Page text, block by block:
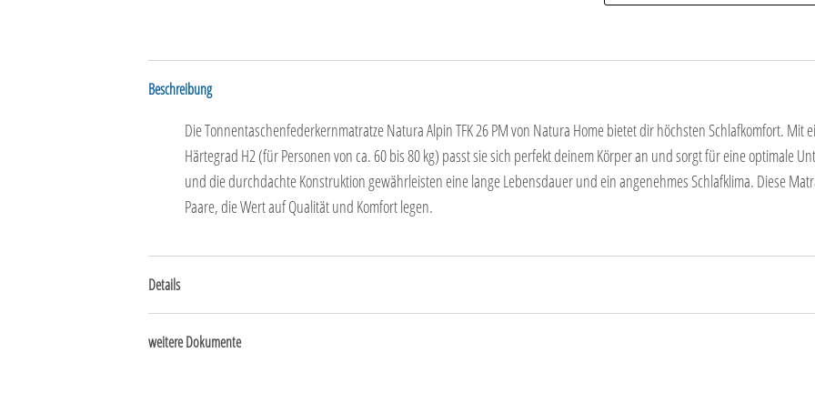
Beschreibung
Die Tonnentaschenfederkernmatratze Natura Alpin TFK 26 PM von Natura Home bietet dir höchsten Schlafkomfort. Mit
Härtegrad H2 (für Personen von ca. 60 bis 80 kg) passt sie sich perfekt deinem Körper an und sorgt für eine optimale
und die durchdachte Konstruktion gewährleisten eine lange Lebensdauer und ein angenehmes Schlafklima. Diese
Paare, die Wert auf Qualität und Komfort legen.
Details
weitere Dokumente